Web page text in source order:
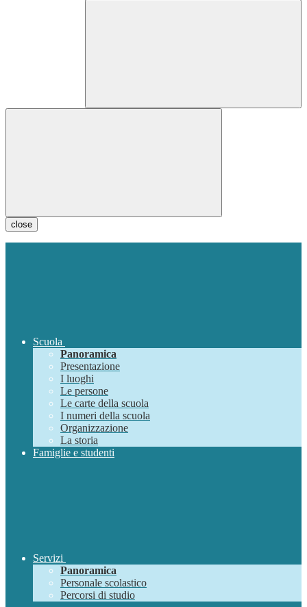
close
Scuola
Panoramica
Presentazione
I luoghi
Le persone
Le carte della scuola
I numeri della scuola
Organizzazione
La storia
Famiglie e studenti
Servizi
Panoramica
Personale scolastico
Percorsi di studio